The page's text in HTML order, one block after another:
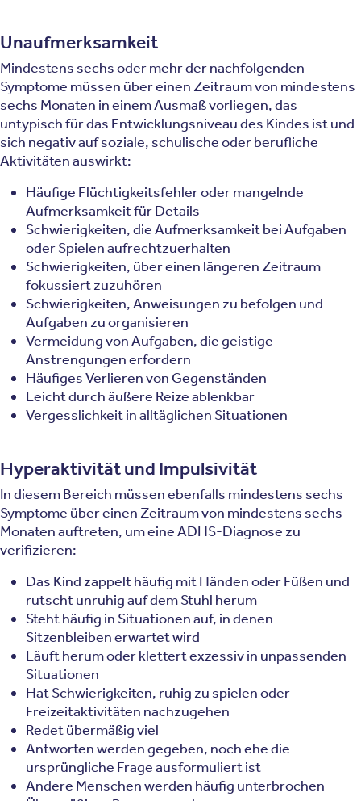
Unaufmerksamkeit
Mindestens sechs oder mehr der nachfolgenden
Symptome müssen über einen Zeitraum von mindestens
sechs Monaten in einem Ausmaß vorliegen, das
untypisch für das Entwicklungsniveau des Kindes ist und
sich negativ auf soziale, schulische oder berufliche
Aktivitäten auswirkt:
Häufige Flüchtigkeitsfehler oder mangelnde
Aufmerksamkeit für Details
Schwierigkeiten, die Aufmerksamkeit bei Aufgaben
oder Spielen aufrechtzuerhalten
Schwierigkeiten, über einen längeren Zeitraum
fokussiert zuzuhören
Schwierigkeiten, Anweisungen zu befolgen und
Aufgaben zu organisieren
Vermeidung von Aufgaben, die geistige
Anstrengungen erfordern
Häufiges Verlieren von Gegenständen
Leicht durch äußere Reize ablenkbar
Vergesslichkeit in alltäglichen Situationen
Hyperaktivität und Impulsivität
In diesem Bereich müssen ebenfalls mindestens sechs
Symptome über einen Zeitraum von mindestens sechs
Monaten auftreten, um eine ADHS-Diagnose zu
verifizieren:
Das Kind zappelt häufig mit Händen oder Füßen und
rutscht unruhig auf dem Stuhl herum
Steht häufig in Situationen auf, in denen
Sitzenbleiben erwartet wird
Läuft herum oder klettert exzessiv in unpassenden
Situationen
Hat Schwierigkeiten, ruhig zu spielen oder
Freizeitaktivitäten nachzugehen
Redet übermäßig viel
Antworten werden gegeben, noch ehe die
ursprüngliche Frage ausformuliert ist
Andere Menschen werden häufig unterbrochen